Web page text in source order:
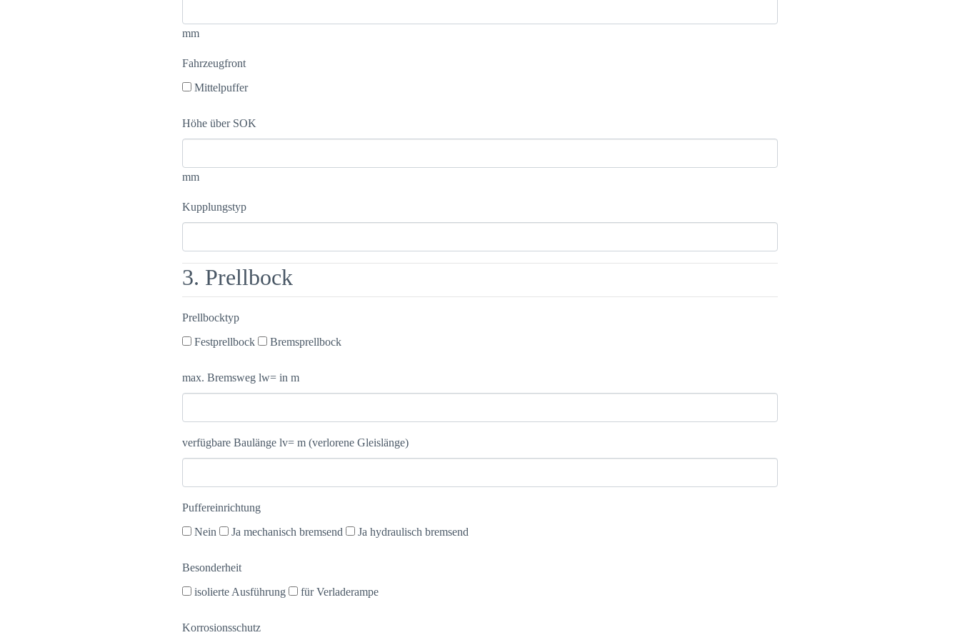
mm
Fahrzeugfront
Mittelpuffer
Höhe über SOK
mm
Kupplungstyp
3. Prellbock
Prellbocktyp
Festprellbock
Bremsprellbock
max. Bremsweg lw= in m
verfügbare Baulänge lv= m (verlorene Gleislänge)
Puffereinrichtung
Nein
Ja mechanisch bremsend Ja hydraulisch bremsend
Besonderheit
isolierte Ausführung
für Verladerampe
Korrosionsschutz